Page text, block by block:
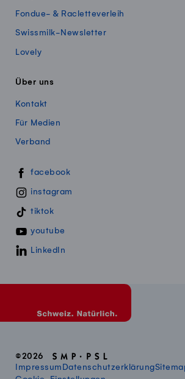
Fondue- & Racletteverleih
Swissmilk-Newsletter
Lovely
Über uns
Kontakt
Für Medien
Verband
Swissmillk auf Social Media
facebook
instagram
tiktok
youtube
LinkedIn
©2026
Impressum Datenschutzerklärung